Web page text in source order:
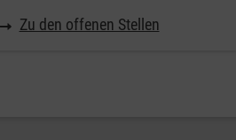
Zu den offenen Stellen